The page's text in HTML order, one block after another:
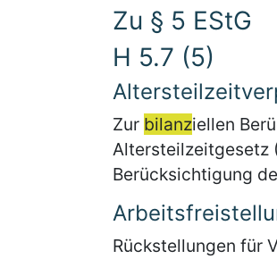
Zu § 5 EStG
H 5.7 (5)
Zur bilanziellen
Altersteilzeitgesetz
Berücksichtigung
Rückstellungen für